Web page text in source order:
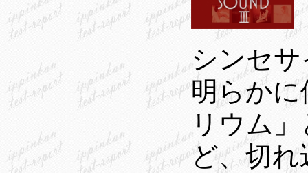
シンセサ
明らか
リウム
ど、切